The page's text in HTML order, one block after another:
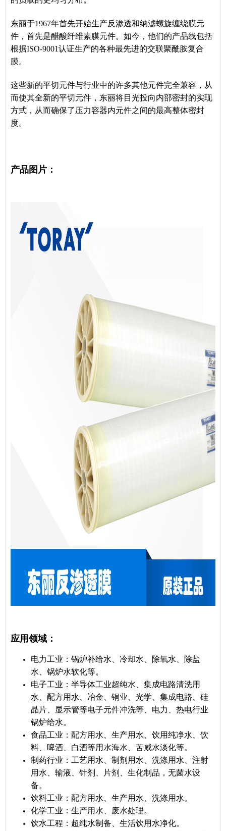
东丽于1967年首先开始生产反渗透和纳滤螺旋缠绕膜元
件，首先是醋酸纤维素膜元件。如今，他们的产品线包括
根据ISO-9001认证生产的各种最先进的交联聚酰胺复合
膜。
这些新的平切元件与行业中的许多其他元件完全兼容，从
而使其全新的平切元件，东丽将目光投向内部密封的实现
方式，从而确保了压力容器内元件之间的最高整体密封
度。
产品图片：
应用领域：
电力工业：锅炉补给水、冷却水、除氧水、除盐
水、锅炉水软化等。
电子工业：半导体工业超纯水、集成电路清洗用
水、配方用水、冶金、铜业、光学、集成电路、硅
晶片、显示管等电子元件冲洗等、电力、热电行业
锅炉给水。
食品工业：配方用水、生产用水、饮用纯净水、饮
料、啤酒、白酒等用水海水、苦咸水淡化等。
制药行业：工艺用水、制剂用水、洗涤用水、注射
用水、输液、针剂、片剂、生化制品，无菌水设
备。
饮料工业：配方用水、生产用水、洗涤用水。
化学工业：生产用水、废水处理。
饮水工程：超纯水制备、生活饮用水净化。